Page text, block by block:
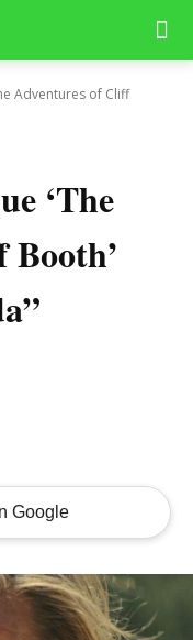
Adventures of Cliff
‘The
Google